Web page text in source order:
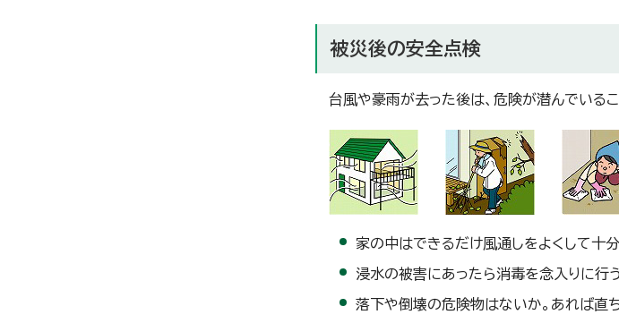
被災後の安全点検
台風や豪雨が去った後は、危険が潜んでいる
家の中はできるだけ風通しをよくして十分
浸水の被害にあったら消毒を念入りに行う
落下や倒壊の危険物はないか。あれば直